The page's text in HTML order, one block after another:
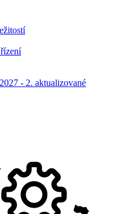
- 2. aktualizované